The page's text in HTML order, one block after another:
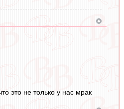
это не только у нас мрак